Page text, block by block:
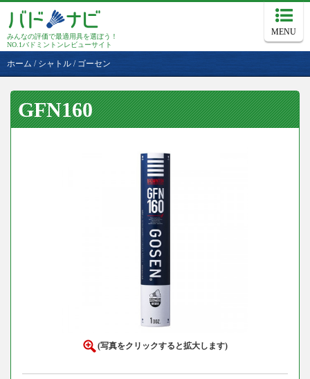
みんなの評価で最適用具を選ぼう！
NO.1バドミントンレビューサイト
MENU
ホーム / シャトル / ゴーセン
GFN160
(写真をクリックすると拡大します)